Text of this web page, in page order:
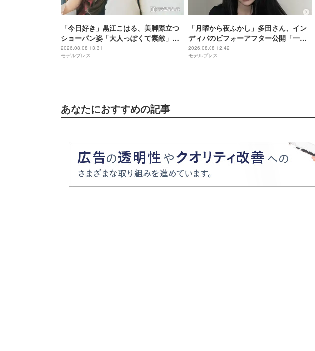
「今日好き」黒江こはる、美脚際立つ
ショーパン姿「大人っぽくて素敵」
「最強ビジュ」と反響
2026.08.08 13:31
モデルプレス
「月曜から夜ふかし」多田さん、イン
ディバのビフォーアフター公開「一目
瞭然」「変化がすごい」と話題
2026.08.08 12:42
モデルプレス
あなたにおすすめの記事